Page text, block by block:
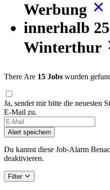
Werbung
innerhalb
Winterthur
There Are 15 Jobs wurden
Ja, sendet mir bitte die neuesten
E-Mail zu.
Alert speichern
Du kannst diese Job-Alarm
deaktivieren.
Filter